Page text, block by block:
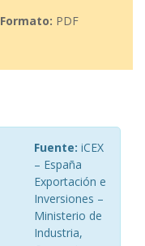
Formato: PDF
Fuente: iCEX
– España
Exportación e
Inversiones –
Ministerio de
Industria,